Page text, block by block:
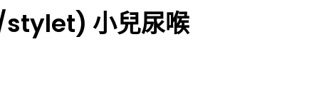
小兒尿喉